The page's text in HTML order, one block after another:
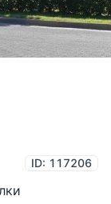
ID: 117206